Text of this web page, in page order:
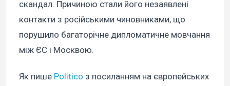
скандал. Причиною стали його незаявлені
контакти з російськими чиновниками, що
порушило багаторічне дипломатичне мовчання
між ЄС і Москвою.
Як пише Politico з посиланням на європейських